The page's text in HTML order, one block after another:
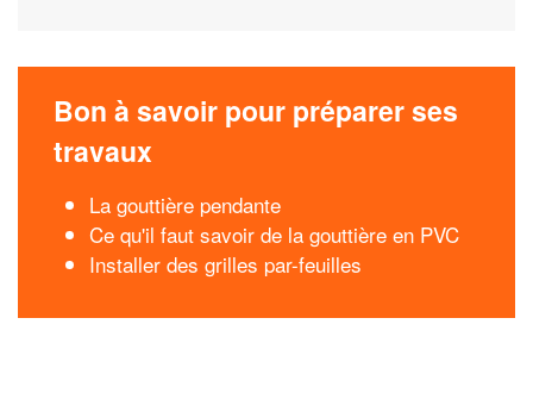
Bon à savoir pour préparer ses
travaux
La gouttière pendante
Ce qu'il faut savoir de la gouttière en PVC
Installer des grilles par-feuilles